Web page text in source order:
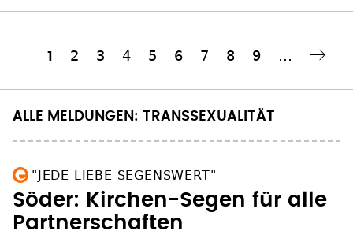
Aktuelle
1 Seite
2 Seite
3 Seite
4 Seite
5 Seite
6 Seite
7 Seite
8 Seite
9 …
Nächste Seite
ALLE MELDUNGEN: TRANSSEXUALITÄT
"JEDE LIEBE SEGENSWERT"
Söder: Kirchen-Segen für alle
Partnerschaften